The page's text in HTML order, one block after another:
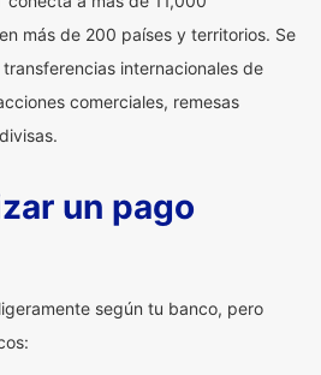
más de 200 países y territorios. Se
internacionales de
comerciales, remesas
un pago
según tu banco, pero